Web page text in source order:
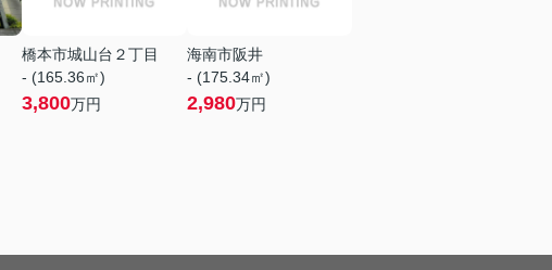
橋本市城山台２丁目
- (165.36㎡)
3,800万円
海南市阪井
- (175.34㎡)
2,980万円